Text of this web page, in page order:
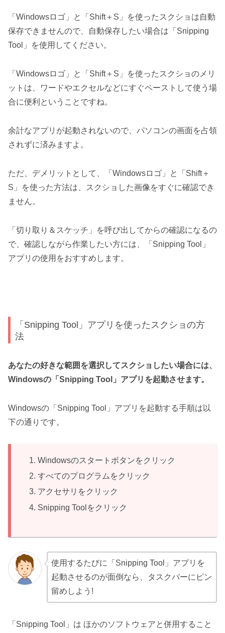
「Windowsロゴ」と「Shift＋S」を使ったスクショは自動
保存できませんので、自動保存したい場合は「Snipping
Tool」を使用してください。
「Windowsロゴ」と「Shift＋S」を使ったスクショのメリ
ットは、ワードやエクセルなどにすぐペーストして使う場
合に便利ということですね。
余計なアプリが起動されないので、パソコンの画面を占領
されずに済みますよ。
ただ、デメリットとして、「Windowsロゴ」と「Shift＋
S」を使った方法は、スクショした画像をすぐに確認でき
ません。
「切り取り＆スケッチ」を呼び出してからの確認になるの
で、確認しながら作業したい方には、「Snipping Tool」
アプリの使用をおすすめします。
「Snipping Tool」アプリを使ったスクショの方
法
あなたの好きな範囲を選択してスクショしたい場合には、
Windowsの「Snipping Tool」アプリを起動させます。
Windowsの「Snipping Tool」アプリを起動する手順は以
下の通りです。
Windowsのスタートボタンをクリック
すべてのプログラムをクリック
アクセサリをクリック
Snipping Toolをクリック
使用するたびに「Snipping Tool」アプリを
起動させるのが面倒なら、タスクバーにピン
留めしよう!
「Snipping Tool」は ほかのソフトウェアと併用すること